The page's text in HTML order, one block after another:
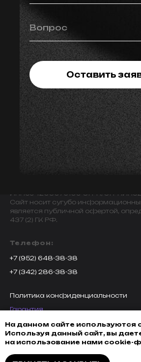
Вопрос
Оставить
ИНН594203076109 ОГРН/
Сайт носит сугубо
является публичной офертой,
437 (2) ГК РФ.
Телефон:
+7 (952) 648-38-38
+7 (342) 286-38-38
Политика конфиденциальности
Гарантия
Возврат товара
Доставка, оплата и кредитование
На данном сайте
Используя данный сайт, вы
на использование нами cookie-